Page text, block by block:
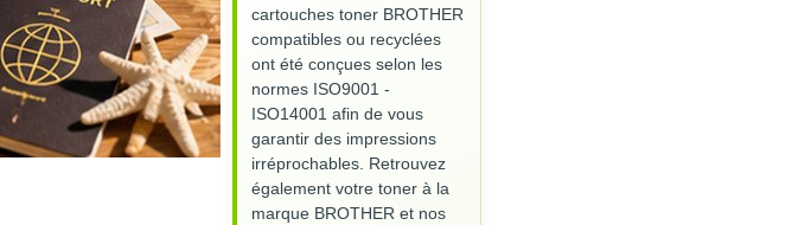
cartouches toner BROTHER
compatibles ou recyclées
ont été conçues selon les
normes ISO9001 -
ISO14001 afin de vous
garantir des impressions
irréprochables. Retrouvez
également votre toner à la
marque BROTHER et nos